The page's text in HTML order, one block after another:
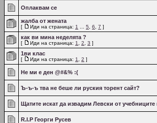
Оплаквам се
жалба от жената
[ Иди на страница: 1 5 6 7 ]
как ви мина неделята ?
[ Иди на страница: 1 2 3 ]
1ви клас
[ Иди на страница: 1 2 ]
Не ми е ден @#&% :(
Ъ-ъ-ъ тва не беше ли руския торент сайт?
Щатите искат да извадим Левски от учебниците
R.I.P Георги Русев